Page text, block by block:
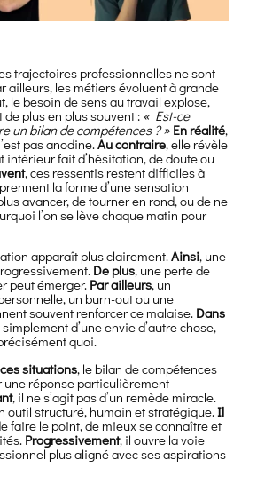
trajectoires professionnelles ne sont
ailleurs, les métiers évoluent à grande
le besoin de sens au travail explose,
plus en plus souvent : « Est-ce
un bilan de compétences ? » En réalité,
pas anodine.Au contraire, elle révèle
intérieur fait d’hésitation, de doute ou
, ces ressentis restent difficiles à
la forme d’une sensation
avancer, de tourner en rond, ou de ne
l’on se lève chaque matin pour
apparaît plus clairement.Ainsi, une
De plus, une perte de
peut émerger. Par ailleurs, un
un burn-out ou une
souvent renforcer ce malaise. Dans
simplement d’une envie d’autre chose,
quoi.
situations, le bilan de compétences
une réponse particulièrement
, il ne s’agit pas d’un remède miracle.
outil structuré, humain et stratégique.Il
faire le point, de mieux se connaître et
Progressivement, il ouvre la voie
plus aligné avec ses aspirations